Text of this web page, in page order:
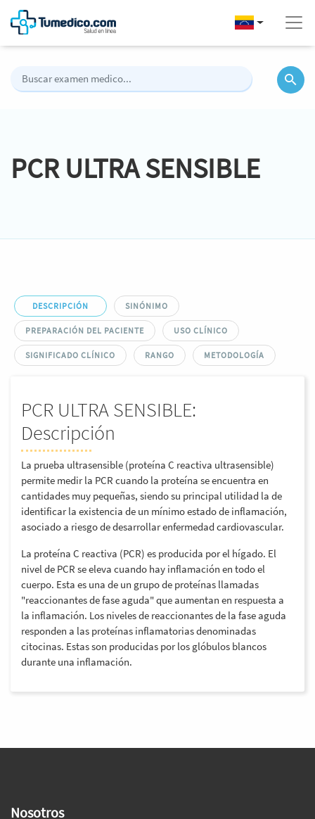
PCR ULTRA SENSIBLE
DESCRIPCIÓN SINÓNIMO
PREPARACIÓN DEL PACIENTE USO CLÍNICO
SIGNIFICADO CLÍNICO RANGO METODOLOGÍA
PCR ULTRA SENSIBLE:
Descripción
La prueba ultrasensible (proteína C reactiva ultrasensible)
permite medir la PCR cuando la proteína se encuentra en
cantidades muy pequeñas, siendo su principal utilidad la de
identificar la existencia de un mínimo estado de inflamación,
asociado a riesgo de desarrollar enfermedad cardiovascular.
La proteína C reactiva (PCR) es producida por el hígado. El
nivel de PCR se eleva cuando hay inflamación en todo el
cuerpo. Esta es una de un grupo de proteínas llamadas
"reaccionantes de fase aguda" que aumentan en respuesta a
la inflamación. Los niveles de reaccionantes de la fase aguda
responden a las proteínas inflamatorias denominadas
citocinas. Estas son producidas por los glóbulos blancos
durante una inflamación.
Nosotros